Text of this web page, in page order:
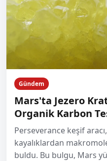
Gündem
Mars'ta Jezero
Organik Karbon
Perseverance keşif
kayalıklardan
buldu. Bu bulgu, Mars